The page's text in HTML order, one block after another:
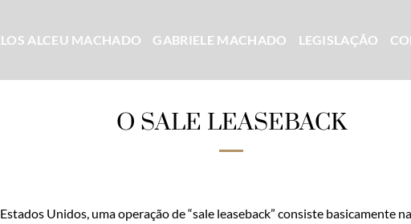
ALCEU MACHADO GABRIELE MACHADO LEGISLAÇÃO
O SALE LEASEBACK
Unidos, uma operação de “sale leaseback” consiste basicamente